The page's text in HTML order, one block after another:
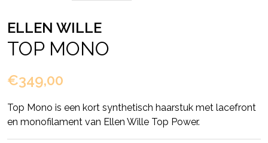
ELLEN WILLE
TOP MONO
€349,00
Top Mono is een kort synthetisch haarstuk met lacefront
en monofilament van Ellen Wille Top Power.